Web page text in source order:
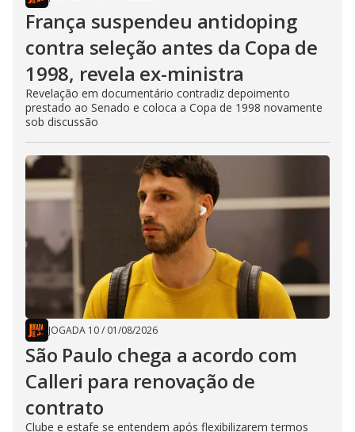
França suspendeu antidoping
contra seleção antes da Copa de
1998, revela ex-ministra
Revelação em documentário contradiz depoimento
prestado ao Senado e coloca a Copa de 1998 novamente
sob discussão
JOGADA 10/ 01/08/2026
São Paulo chega a acordo com
Calleri para renovação de
contrato
Clube e estafe se entendem após flexibilizarem termos